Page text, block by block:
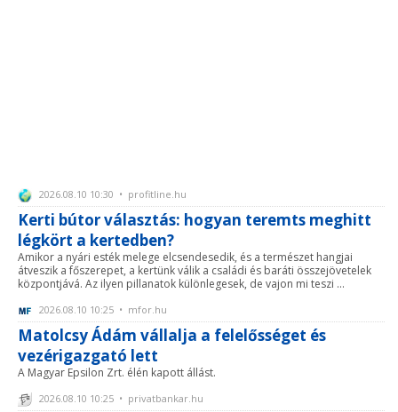
2026.08.10 10:30 • profitline.hu
Kerti bútor választás: hogyan teremts meghitt
légkört a kertedben?
Amikor a nyári esték melege elcsendesedik, és a természet hangjai
átveszik a főszerepet, a kertünk válik a családi és baráti összejövetelek
központjává. Az ilyen pillanatok különlegesek, de vajon mi teszi ...
2026.08.10 10:25 • mfor.hu
Matolcsy Ádám vállalja a felelősséget és
vezérigazgató lett
A Magyar Epsilon Zrt. élén kapott állást.
2026.08.10 10:25 • privatbankar.hu